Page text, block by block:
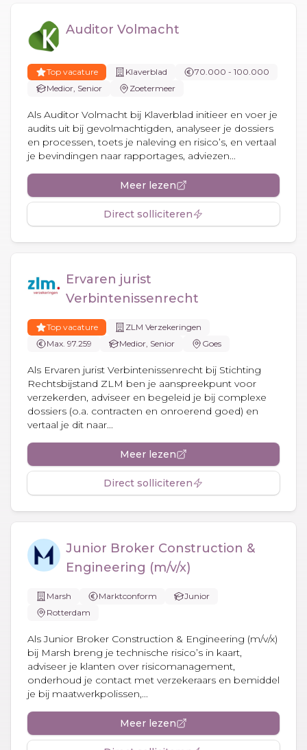
Auditor Volmacht
Top vacature Klaverblad
70.000 - 100.000
Medior, Senior
Zoetermeer
Als Auditor Volmacht bij Klaverblad initieer en voer je
audits uit bij gevolmachtigden, analyseer je dossiers
en processen, toets je naleving en risico’s, en vertaal
je bevindingen naar rapportages, adviezen...
Meer lezen
Direct solliciteren
Ervaren jurist
Verbintenissenrecht
Top vacature
ZLM Verzekeringen
Max. 97.259
Medior, Senior Goes
Als Ervaren jurist Verbintenissenrecht bij Stichting
Rechtsbijstand ZLM ben je aanspreekpunt voor
verzekerden, adviseer en begeleid je bij complexe
dossiers (o.a. contracten en onroerend goed) en
vertaal je dit naar...
Meer lezen
Direct solliciteren
Junior Broker Construction &
Engineering (m/v/x)
Marsh Marktconform
Junior
Rotterdam
Als Junior Broker Construction & Engineering (m/v/x)
bij Marsh breng je technische risico’s in kaart,
adviseer je klanten over risicomanagement,
onderhoud je contact met verzekeraars en bemiddel
je bij maatwerkpolissen,...
Meer lezen